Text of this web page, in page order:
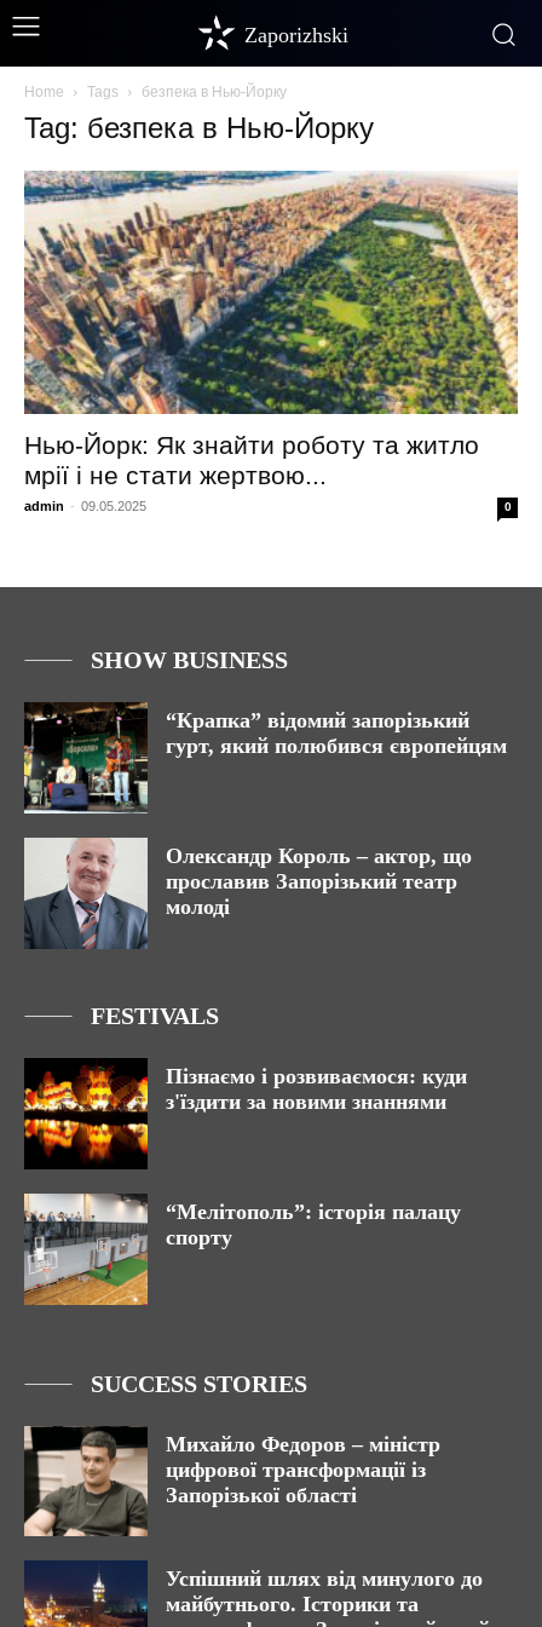
Zaporizhski
Home Tags безпека в Нью-Йорку
Tag: безпека в Нью-Йорку
Нью-Йорк: Як знайти роботу та житло
мрії і не стати жертвою...
admin - 09.05.2025 0
SHOW BUSINESS
“Крапка” відомий запорізький
гурт, який полюбився європейцям
Олександр Король – актор, що
прославив Запорізький театр
молоді
FESTIVALS
Пізнаємо і розвиваємося: куди
з'їздити за новими знаннями
“Мелітополь”: історія палацу
спорту
SUCCESS STORIES
Михайло Федоров – міністр
цифрової трансформації із
Запорізької області
Успішний шлях від минулого до
майбутнього. Історики та